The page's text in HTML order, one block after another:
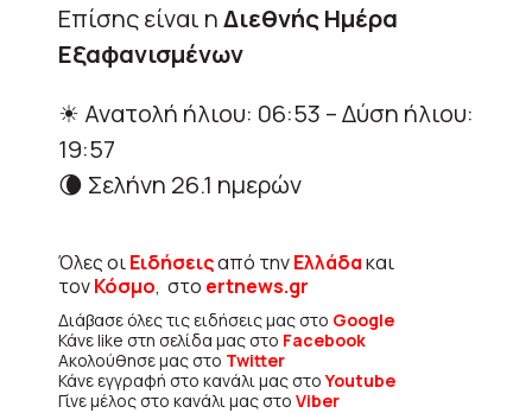
Επίσης είναι ηΔιεθνής Ημέρα
Εξαφανισμένων
☀ Ανατολή ήλιου: 06:53 – Δύση ήλιου:
19:57
🌘 Σελήνη 26.1 ημερών
Όλες οιΕιδήσειςαπό τηνΕλλάδακαι
τονΚόσμο, στο ertnews.gr
Διάβασε όλες τις ειδήσεις μας στο Google
Κάνε like στη σελίδα μας στο Facebook
Ακολούθησε μας στο Twitter
Κάνε εγγραφή στο κανάλι μας στοYoutube
Γίνε μέλος στο κανάλι μας στο Viber